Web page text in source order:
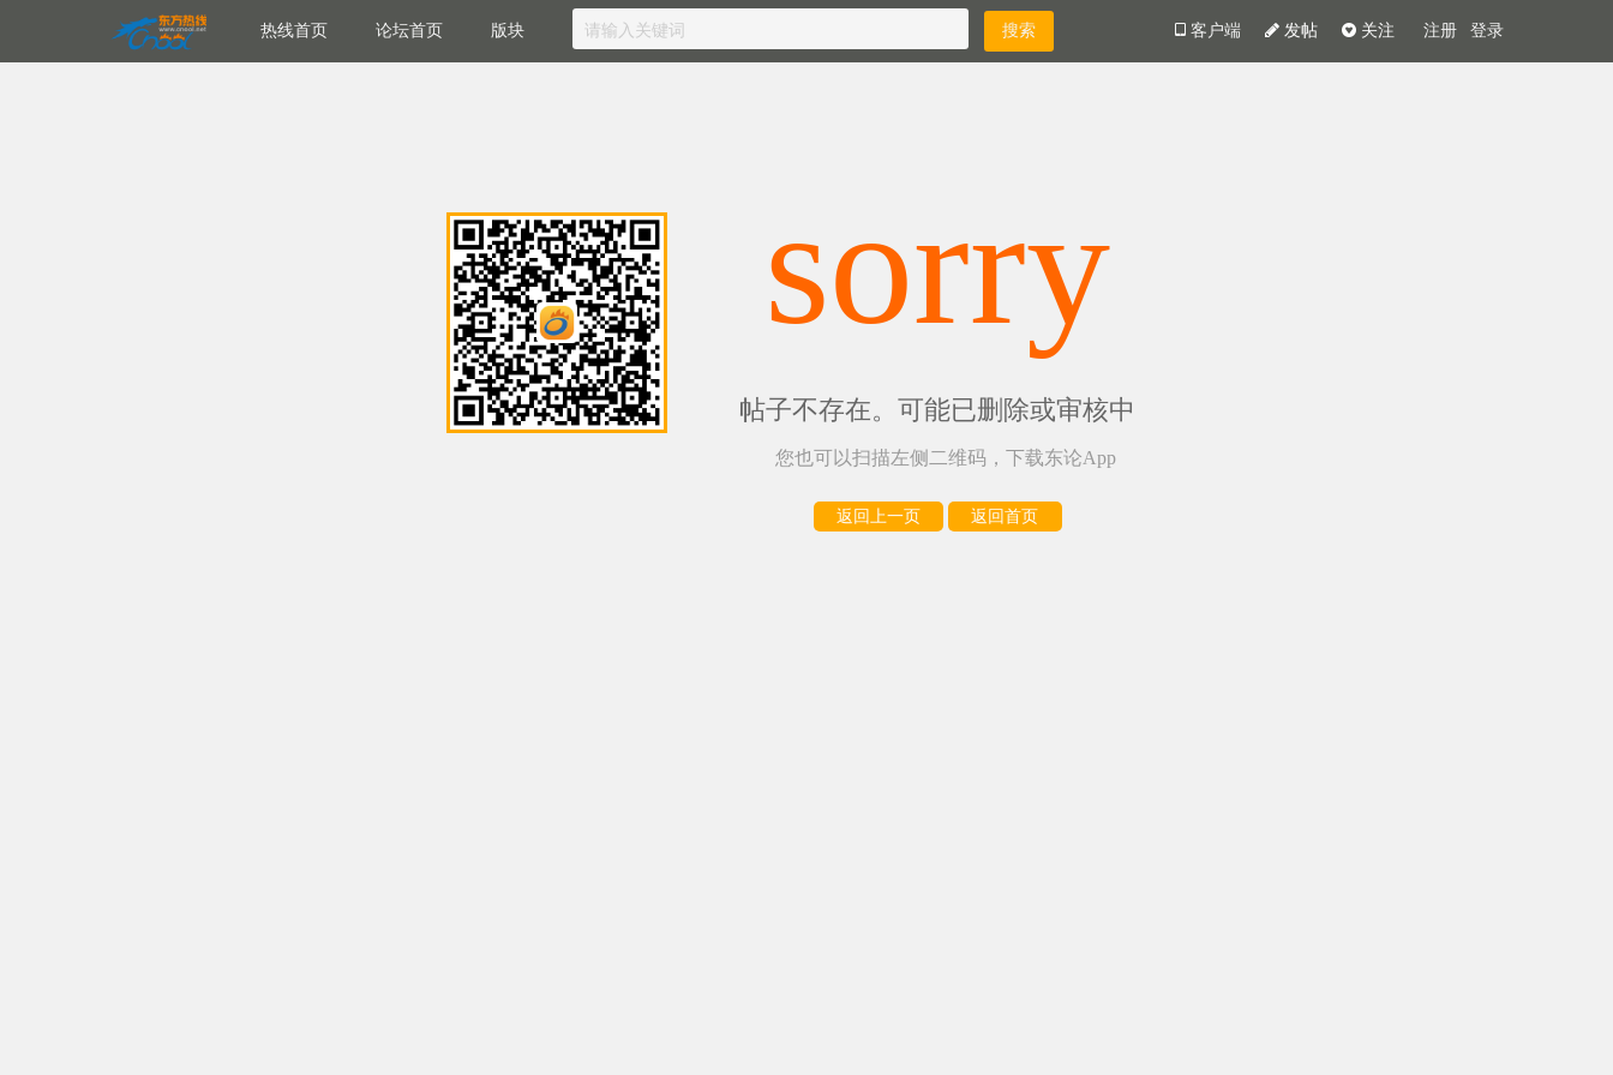
热线首页 论坛首页 版块 注册 登录
关注
发帖
客户端
sorry
帖子不存在。可能已删除或审核中
您也可以扫描左侧二维码，下载东论App
返回上一页 返回首页